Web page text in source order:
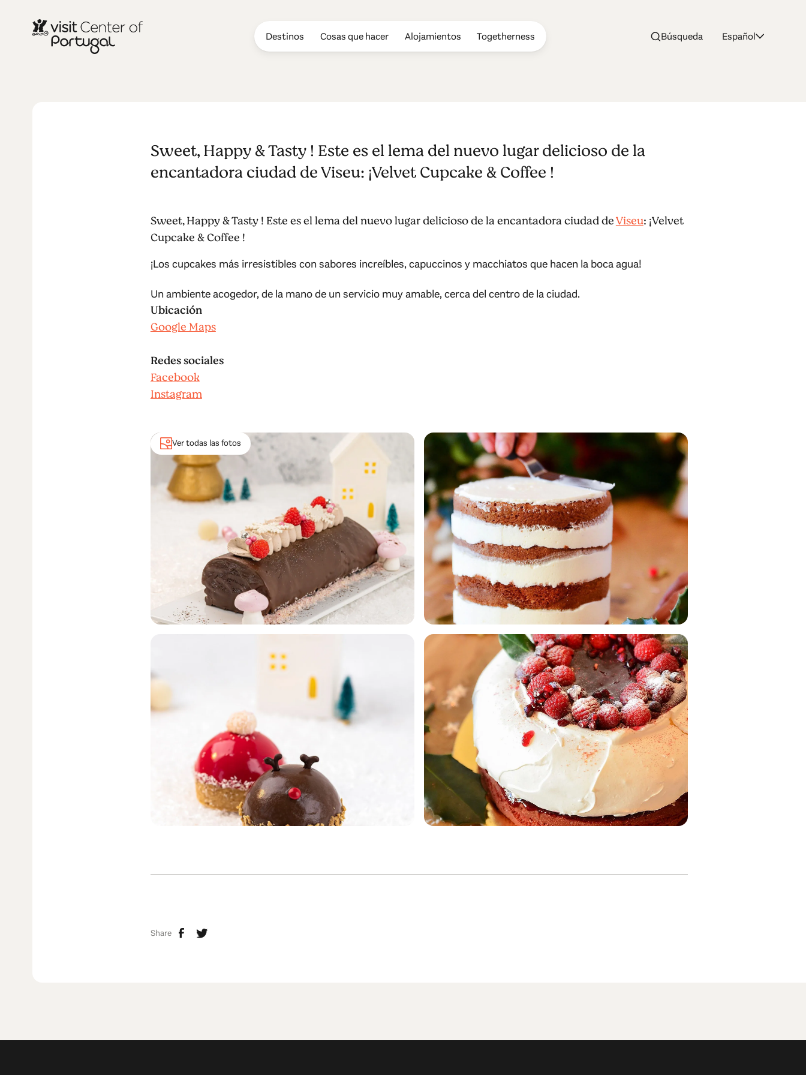
Destinos Cosas que hacer Alojamientos Togetherness Búsqueda Español
Sweet, Happy & Tasty ! Este es el lema del nuevo lugar delicioso de la
encantadora ciudad de Viseu: ¡Velvet Cupcake & Coffee !
Sweet, Happy & Tasty ! Este es el lema del nuevo lugar delicioso de la encantadora ciudad deViseu: ¡Velvet
Cupcake & Coffee !
¡Los cupcakes más irresistibles con sabores increíbles, capuccinos y macchiatos que hacen la boca agua!
Un ambiente acogedor, de la mano de un servicio muy amable, cerca del centro de la ciudad.
Ubicación
Google Maps
Redes sociales
Facebook
Instagram
Ver todas las fotos
Share